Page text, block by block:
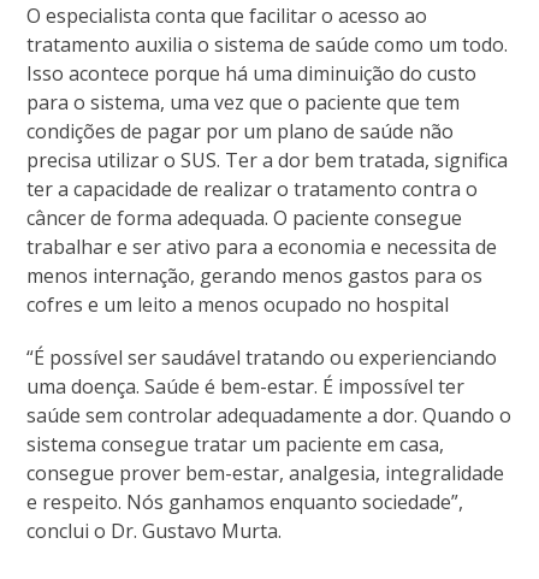
O especialista conta que facilitar o acesso ao
tratamento auxilia o sistema de saúde como um todo.
Isso acontece porque há uma diminuição do custo
para o sistema, uma vez que o paciente que tem
condições de pagar por um plano de saúde não
precisa utilizar o SUS. Ter a dor bem tratada, significa
ter a capacidade de realizar o tratamento contra o
câncer de forma adequada. O paciente consegue
trabalhar e ser ativo para a economia e necessita de
menos internação, gerando menos gastos para os
cofres e um leito a menos ocupado no hospital
“É possível ser saudável tratando ou experienciando
uma doença. Saúde é bem-estar. É impossível ter
saúde sem controlar adequadamente a dor. Quando o
sistema consegue tratar um paciente em casa,
consegue prover bem-estar, analgesia, integralidade
e respeito. Nós ganhamos enquanto sociedade”,
conclui o Dr. Gustavo Murta.